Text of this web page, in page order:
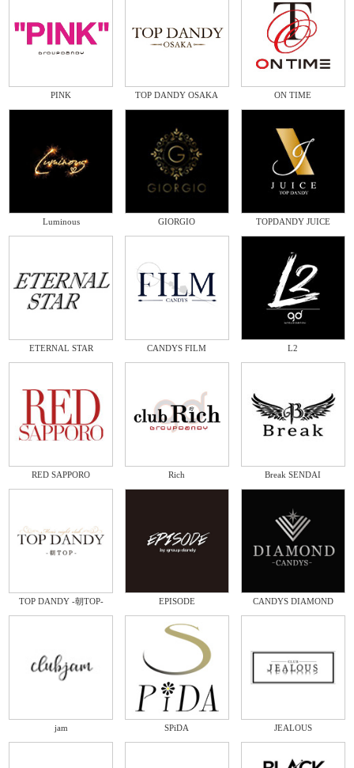
PINK TOP DANDY OSAKA ON TIME
Luminous GIORGIO TOPDANDY JUICE
ETERNAL STAR CANDYS FILM L2
RED SAPPORO Rich Break SENDAI
TOP DANDY -朝TOP- EPISODE CANDYS DIAMOND
jam SPiDA JEALOUS